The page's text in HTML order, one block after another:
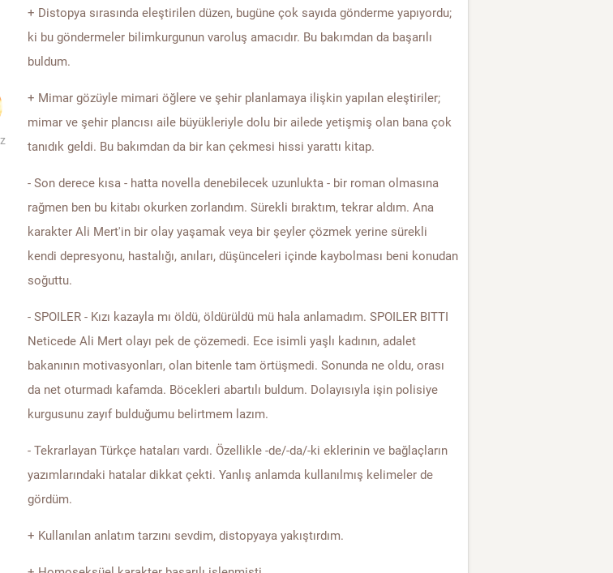
+ Distopya sırasında eleştirilen düzen, bugüne çok sayıda gönderme yapıyordu;
ki bu göndermeler bilimkurgunun varoluş amacıdır. Bu bakımdan da başarılı
buldum.
+ Mimar gözüyle mimari öğlere ve şehir planlamaya ilişkin yapılan eleştiriler;
mimar ve şehir plancısı aile büyükleriyle dolu bir ailede yetişmiş olan bana çok
tanıdık geldi. Bu bakımdan da bir kan çekmesi hissi yarattı kitap.
- Son derece kısa - hatta novella denebilecek uzunlukta - bir roman olmasına
rağmen ben bu kitabı okurken zorlandım. Sürekli bıraktım, tekrar aldım. Ana
karakter Ali Mert'in bir olay yaşamak veya bir şeyler çözmek yerine sürekli
kendi depresyonu, hastalığı, anıları, düşünceleri içinde kaybolması beni konudan
soğuttu.
- SPOILER - Kızı kazayla mı öldü, öldürüldü mü hala anlamadım. SPOILER BITTI
Neticede Ali Mert olayı pek de çözemedi. Ece isimli yaşlı kadının, adalet
bakanının motivasyonları, olan bitenle tam örtüşmedi. Sonunda ne oldu, orası
da net oturmadı kafamda. Böcekleri abartılı buldum. Dolayısıyla işin polisiye
kurgusunu zayıf bulduğumu belirtmem lazım.
- Tekrarlayan Türkçe hataları vardı. Özellikle -de/-da/-ki eklerinin ve bağlaçların
yazımlarındaki hatalar dikkat çekti. Yanlış anlamda kullanılmış kelimeler de
gördüm.
+ Kullanılan anlatım tarzını sevdim, distopyaya yakıştırdım.